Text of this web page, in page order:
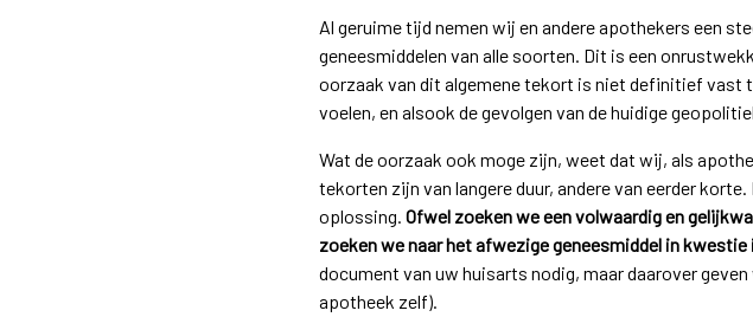
Al geruime tijd nemen wij en andere apothekers een
geneesmiddelen van alle soorten. Dit is een
oorzaak van dit algemene tekort is niet definitief vast
voelen, en alsook de gevolgen van de huidige
Wat de oorzaak ook moge zijn, weet dat wij, als
tekorten zijn van langere duur, andere van eerder
oplossing. Ofwel zoeken we een volwaardig en
zoeken we naar het afwezige geneesmiddel in kwestie
document van uw huisarts nodig, maar daarover
apotheek zelf).